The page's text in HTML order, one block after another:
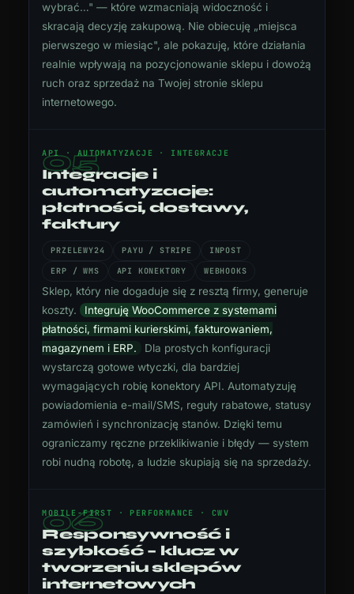
wybrać…" — które wzmacniają widoczność i
skracają decyzję zakupową. Nie obiecuję „miejsca
pierwszego w miesiąc", ale pokazuję, które działania
realnie wpływają na pozycjonowanie sklepu i dowożą
ruch oraz sprzedaż na Twojej stronie sklepu
internetowego.
05
API · AUTOMATYZACJE · INTEGRACJE
Integracje i
automatyzacje:
płatności, dostawy,
faktury
PRZELEWY24 PAYU / STRIPE
INPOST
ERP / WMS
API KONEKTORY WEBHOOKS
Sklep, który nie dogaduje się z resztą firmy, generuje
koszty. Integruję WooCommerce z systemami
płatności, firmami kurierskimi, fakturowaniem,
magazynem i ERP.
Dla prostych konfiguracji
wystarczą gotowe wtyczki, dla bardziej
wymagających robię konektory API. Automatyzuję
powiadomienia e-mail/SMS, reguły rabatowe, statusy
zamówień i synchronizację stanów. Dzięki temu
ograniczamy ręczne przeklikiwanie i błędy — system
robi nudną robotę, a ludzie skupiają się na sprzedaży.
06
MOBILE-FIRST · PERFORMANCE · CWV
Responsywność i
szybkość – klucz w
tworzeniu sklepów
internetowych